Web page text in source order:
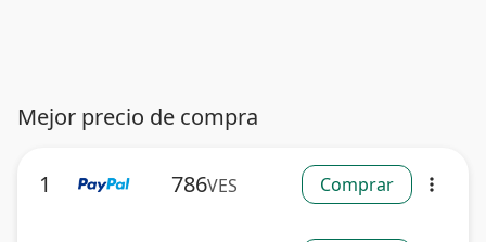
Mejor precio de compra
1 786VES Comprar more_vert